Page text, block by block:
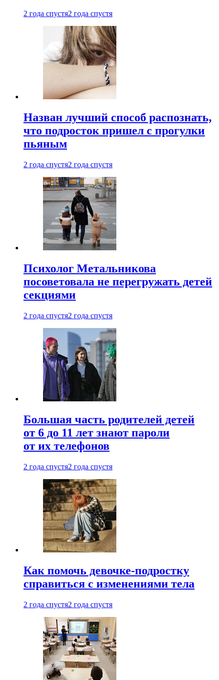
2 года спустя2 года спустя
Назван лучший способ распознать,
что подросток пришел с прогулки
пьяным
2 года спустя2 года спустя
Психолог Метальникова
посоветовала не перегружать детей
секциями
2 года спустя2 года спустя
Большая часть родителей детей
от 6 до 11 лет знают пароли
от их телефонов
2 года спустя2 года спустя
Как помочь девочке-подростку
справиться с изменениями тела
2 года спустя2 года спустя